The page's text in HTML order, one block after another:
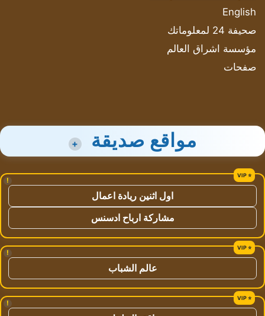
English
صحيفة 24 لمعلوماتك
مؤسسة اشراق العالم
صفحات
مواقع صديقة +
!
اول اثنين ريادة اعمال
مشاركة ارباح ادسنس
!
عالم الشباب
!